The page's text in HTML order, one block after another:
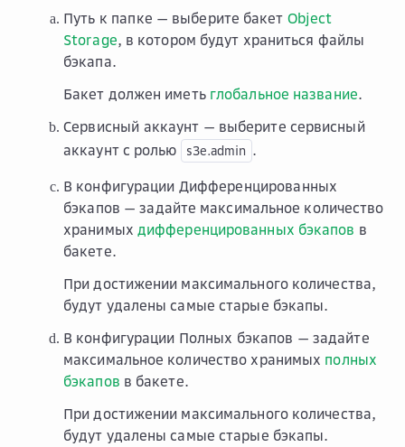
Путь к папке — выберите бакет Object
Storage, в котором будут храниться файлы
бэкапа.
Бакет должен иметь глобальное название.
Сервисный аккаунт — выберите сервисный
аккаунт с ролью
s3e.admin .
В конфигурации Дифференцированных
бэкапов — задайте максимальное количество
хранимых дифференцированных бэкапов в
бакете.
При достижении максимального количества,
будут удалены самые старые бэкапы.
В конфигурации Полных бэкапов — задайте
максимальное количество хранимых полных
бэкапов в бакете.
При достижении максимального количества,
будут удалены самые старые бэкапы.